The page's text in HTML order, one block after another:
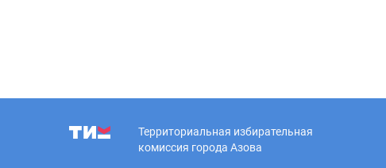
Территориальная избирательная
комиссия города Азова